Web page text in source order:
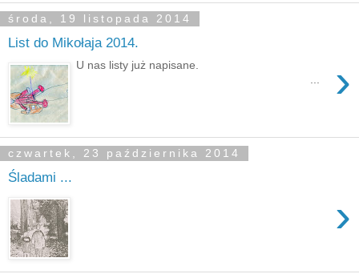
środa, 19 listopada 2014
List do Mikołaja 2014.
›
U nas listy już napisane.
czwartek, 23 października 2014
Śladami ...
›